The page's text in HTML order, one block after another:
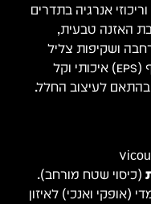
אנרגיה בתדרים
האזנה טבעית,
ושקיפות צליל
גבוהה. המבנה עשוי פוליסטירן מוקצף (EPS) איכותי וקל
בהתאם לעיצוב החלל.
(כיסוי שטח מורחב).
(אופקי ואנכי) לאיזון